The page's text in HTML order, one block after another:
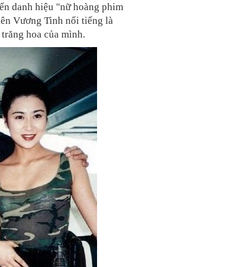
danh hiệu "nữ hoàng phim
Vương Tinh nổi tiếng là
hoa của mình.